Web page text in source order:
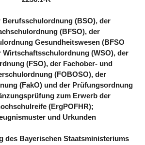
Berufsschulordnung (BSO), der
(BFSO), der
Gesundheitswesen (BFSO
Wirtschaftsschulordnung (WSO), der
(FSO), der Fachober- und
(FOBOSO), der
(FakO) und der Prüfungsordnung
zum Erwerb der
(ErgPOFHR);
und Urkunden
des Bayerischen Staatsministeriums